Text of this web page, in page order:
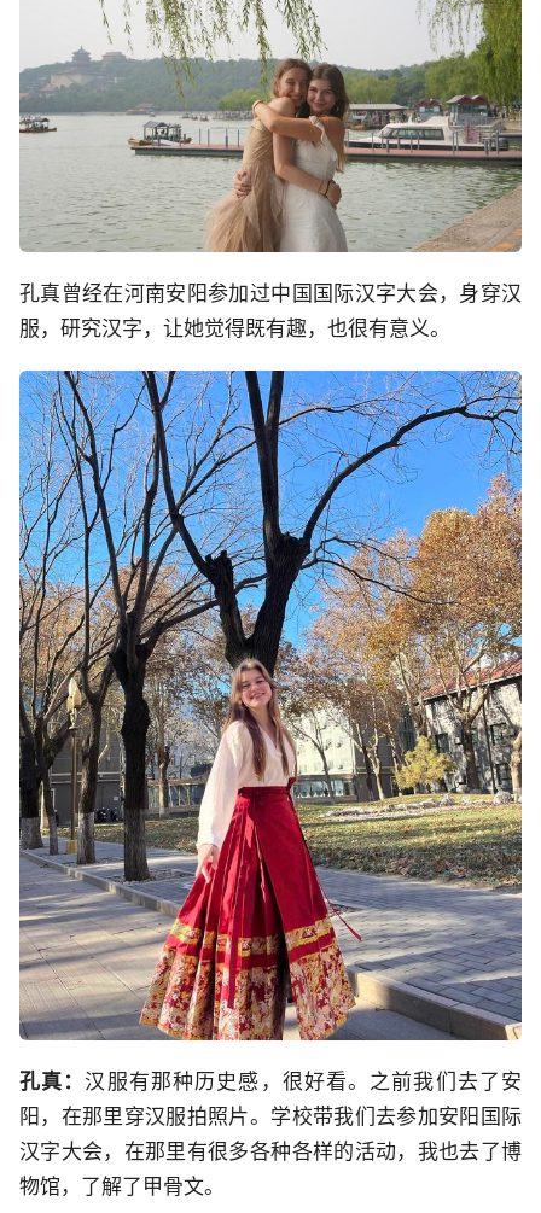
孔真曾经在河南安阳参加过中国国际汉字大会，身穿汉
服，研究汉字，让她觉得既有趣，也很有意义。
孔真： 汉服有那种历史感，很好看。之前我们去了安
阳，在那里穿汉服拍照片。学校带我们去参加安阳国际
汉字大会，在那里有很多各种各样的活动，我也去了博
物馆，了解了甲骨文。